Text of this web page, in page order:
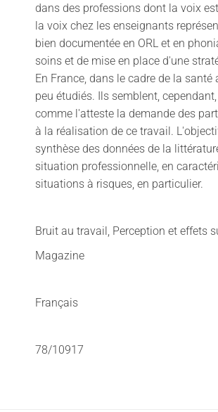
dans des professions dont la voix
la voix chez les enseignants
bien documentée en ORL et en
soins et de mise en place d'une
En France, dans le cadre de la
peu étudiés. Ils semblent,
comme l'atteste la demande des
à la réalisation de ce travail.
synthèse des données de la
situation professionnelle, en
situations à risques, en particulier.
Bruit au travail, Perception et effets
Magazine
Français
78/10917